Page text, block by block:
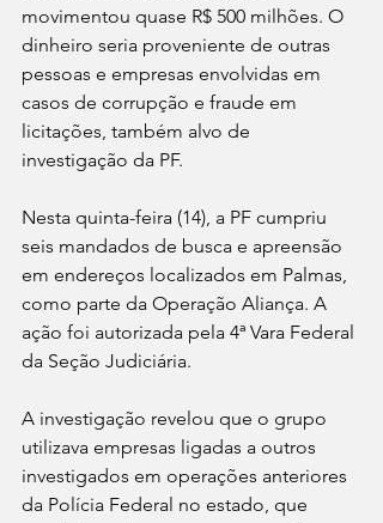
movimentou quase R$ 500 milhões. O
dinheiro seria proveniente de outras
pessoas e empresas envolvidas em
casos de corrupção e fraude em
licitações, também alvo de
investigação da PF.
Nesta quinta-feira (14), a PF cumpriu
seis mandados de busca e apreensão
em endereços localizados em Palmas,
como parte da Operação Aliança. A
ação foi autorizada pela 4ª Vara Federal
da Seção Judiciária.
A investigação revelou que o grupo
utilizava empresas ligadas a outros
investigados em operações anteriores
da Polícia Federal no estado, que